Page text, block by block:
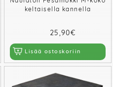
keltaisella kannella
25,90€
Lisää ostoskoriin